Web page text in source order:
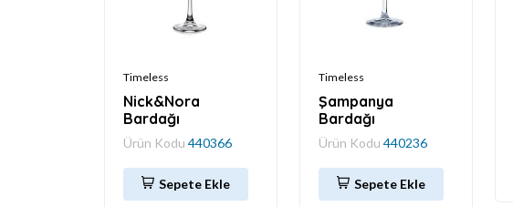
Timeless
Nick&Nora
Bardağı
Ürün Kodu 440366
Sepete Ekle
Timeless
Şampanya
Bardağı
Ürün Kodu 440236
Sepete Ekle